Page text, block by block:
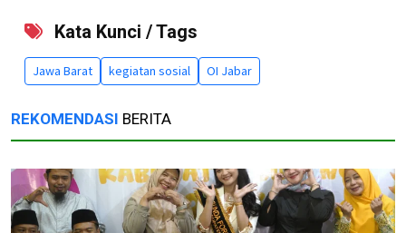
Kata Kunci / Tags
Jawa Barat kegiatan sosial OI Jabar
REKOMENDASI BERITA